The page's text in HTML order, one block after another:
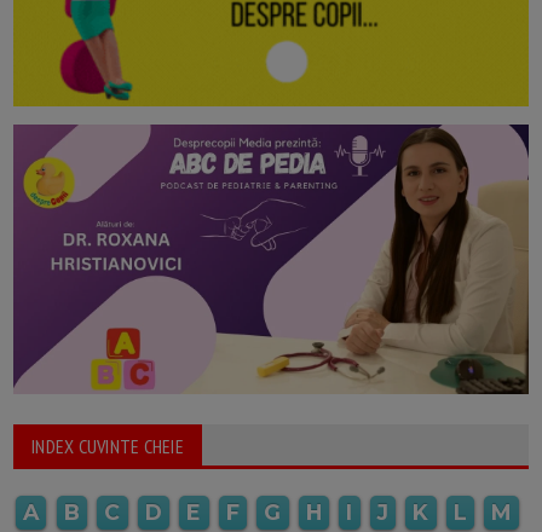
INDEX CUVINTE CHEIE
A B C D E F G H I J K L
M